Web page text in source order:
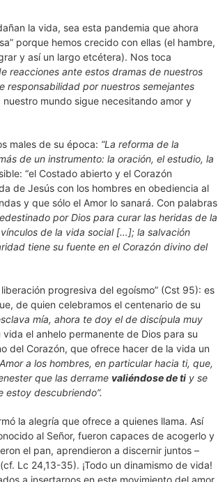
la vida, sea esta pandemia que ahora
porque hemos crecido con ellas (el hambre,
y así un largo etcétera). Nos toca
reacciones ante estos dramas de nuestros
responsabilidad por nuestros semejantes
mundo sigue necesitando amor y
males de su época: “La reforma de la
de un instrumento: la oración, el estudio, la
“el Costado abierto y el Corazón
de Jesús con los hombres en obediencia al
y que sólo el Amor lo sanará. Con palabras
por Dios para curar las heridas de la
de la vida social […]; la salvación
tiene su fuente en el Corazón divino del
progresiva del egoísmo” (Cst 95): es
de quien celebramos el centenario de su
mía, ahora te doy el de discípula muy
el anhelo permanente de Dios para su
del Corazón, que ofrece hacer de la vida un
a los hombres, en particular hacia ti, que,
que las derrame valiéndose de ti y se
estoy descubriendo”.
la alegría que ofrece a quienes llama. Así
al Señor, fueron capaces de acogerlo y
el pan, aprendieron a discernir juntos –
Lc 24,13-35). ¡Todo un dinamismo de vida!
a insertarnos en este movimiento del amor